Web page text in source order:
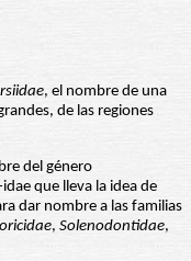
, el nombre de una
de las regiones
del género
que lleva la idea de
dar nombre a las familias
, Solenodontidae,